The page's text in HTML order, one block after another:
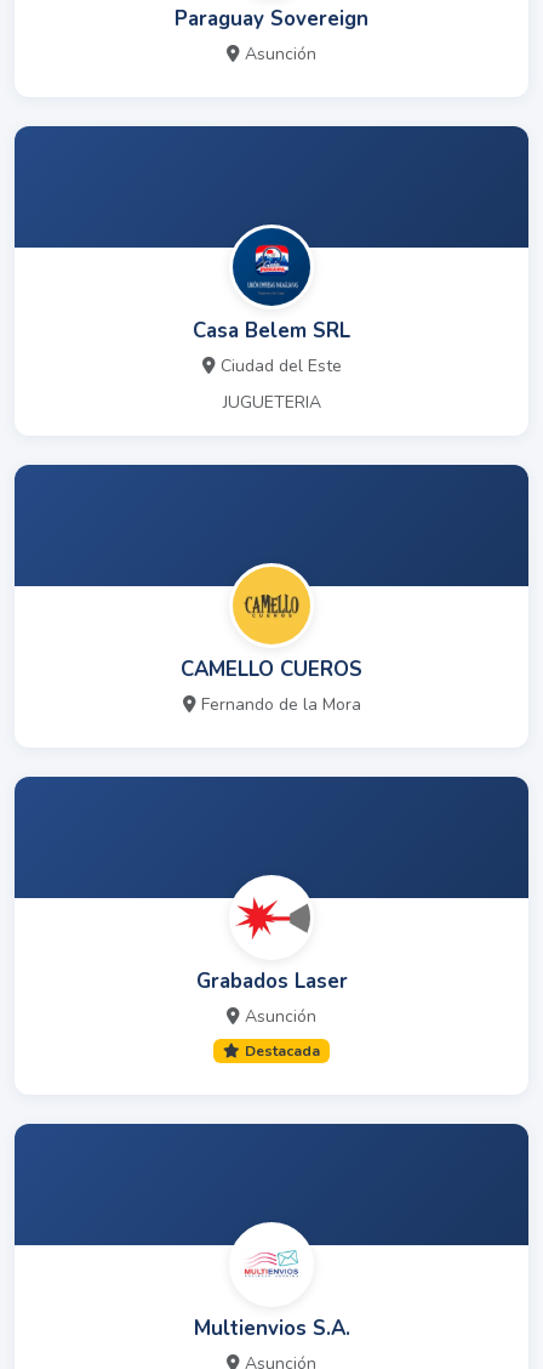
Paraguay Sovereign
Asunción
Casa Belem SRL
Ciudad del Este
JUGUETERIA
CAMELLO CUEROS
Fernando de la Mora
Grabados Laser
Asunción
Destacada
Multienvios S.A.
Asunción